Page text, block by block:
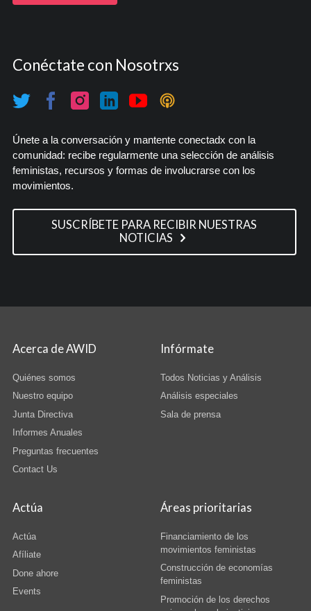
Conéctate con Nosotrxs
Únete a la conversación y mantente conectadx con la
comunidad: recibe regularmente una selección de análisis
feministas, recursos y formas de involucrarse con los
movimientos.
SUSCRÍBETE PARA RECIBIR NUESTRAS
NOTICIAS
Acerca de AWID
Quiénes somos
Nuestro equipo
Junta Directiva
Informes Anuales
Preguntas frecuentes
Contact Us
Infórmate
Todos Noticias y Análisis
Análisis especiales
Sala de prensa
Actúa
Actúa
Afíliate
Done ahore
Events
Áreas prioritarias
Financiamiento de los
movimientos feministas
Construcción de economías
feministas
Promoción de los derechos